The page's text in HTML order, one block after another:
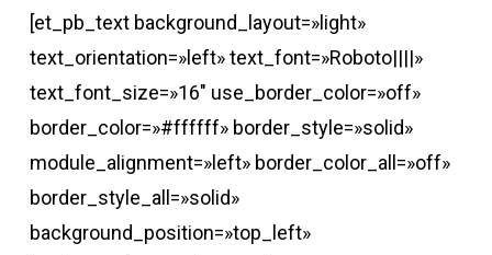
[et_pb_text background_layout=»light»
text_orientation=»left» text_font=»Roboto||||»
text_font_size=»16″ use_border_color=»off»
border_color=»#ffffff» border_style=»solid»
module_alignment=»left» border_color_all=»off»
border_style_all=»solid»
background_position=»top_left»